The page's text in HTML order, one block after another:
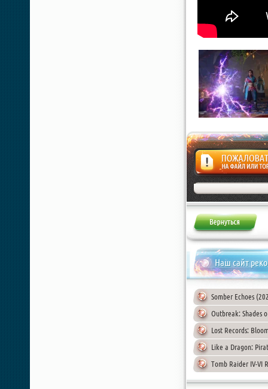
Жалоба
Наш сайт
Somber Echoes
Outbreak: Shades
Lost Records:
Like a Dragon:
Tomb Raider IV-VI